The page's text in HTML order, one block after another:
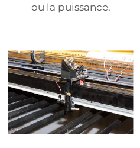
ou la puissance.